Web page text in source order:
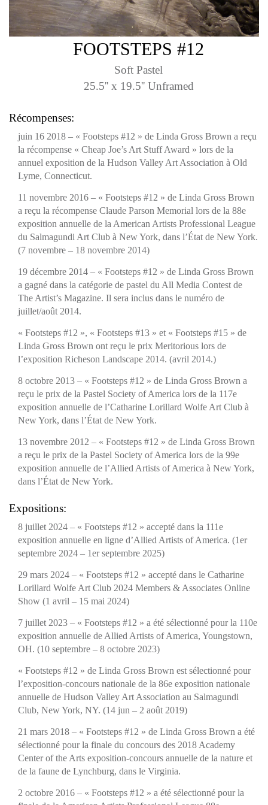
FOOTSTEPS #12
Soft Pastel
25.5'' x 19.5'' Unframed
Récompenses:
juin 16 2018 – « Footsteps #12 » de Linda Gross Brown a reçu
la récompense « Cheap Joe’s Art Stuff Award » lors de la
annuel exposition de la Hudson Valley Art Association à Old
Lyme, Connecticut.
11 novembre 2016 – « Footsteps #12 » de Linda Gross Brown
a reçu la récompense Claude Parson Memorial lors de la 88e
exposition annuelle de la American Artists Professional League
du Salmagundi Art Club à New York, dans l’État de New York.
(7 novembre – 18 novembre 2014)
19 décembre 2014 – « Footsteps #12 » de Linda Gross Brown
a gagné dans la catégorie de pastel du All Media Contest de
The Artist’s Magazine. Il sera inclus dans le numéro de
juillet/août 2014.
« Footsteps #12 », « Footsteps #13 » et « Footsteps #15 » de
Linda Gross Brown ont reçu le prix Meritorious lors de
l’exposition Richeson Landscape 2014. (avril 2014.)
8 octobre 2013 – « Footsteps #12 » de Linda Gross Brown a
reçu le prix de la Pastel Society of America lors de la 117e
exposition annuelle de l’Catharine Lorillard Wolfe Art Club à
New York, dans l’État de New York.
13 novembre 2012 – « Footsteps #12 » de Linda Gross Brown
a reçu le prix de la Pastel Society of America lors de la 99e
exposition annuelle de l’Allied Artists of America à New York,
dans l’État de New York.
Expositions:
8 juillet 2024 – « Footsteps #12 » accepté dans la 111e
exposition annuelle en ligne d’Allied Artists of America. (1er
septembre 2024 – 1er septembre 2025)
29 mars 2024 – « Footsteps #12 » accepté dans le Catharine
Lorillard Wolfe Art Club 2024 Members & Associates Online
Show (1 avril – 15 mai 2024)
7 juillet 2023 – « Footsteps #12 » a été sélectionné pour la 110e
exposition annuelle de Allied Artists of America, Youngstown,
OH. (10 septembre – 8 octobre 2023)
« Footsteps #12 » de Linda Gross Brown est sélectionné pour
l’exposition-concours nationale de la 86e exposition nationale
annuelle de Hudson Valley Art Association au Salmagundi
Club, New York, NY. (14 jun – 2 août 2019)
21 mars 2018 – « Footsteps #12 » de Linda Gross Brown a été
sélectionné pour la finale du concours des 2018 Academy
Center of the Arts exposition-concours annuelle de la nature et
de la faune de Lynchburg, dans le Virginia.
2 octobre 2016 – « Footsteps #12 » a été sélectionné pour la